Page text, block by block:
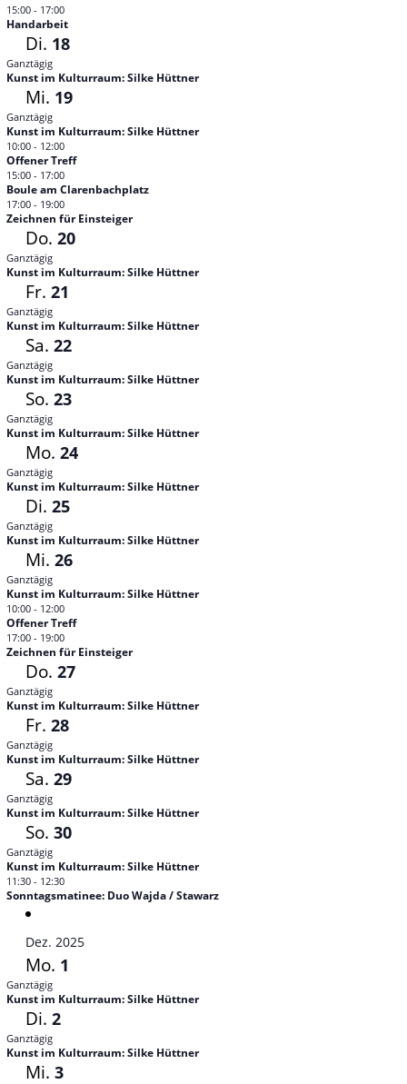
15:00- 17:00
Handarbeit
Di. 18
Ganztägig
Kunst im Kulturraum: Silke Hüttner
Mi. 19
Ganztägig
Kunst im Kulturraum: Silke Hüttner
10:00- 12:00
Offener Treff
15:00- 17:00
Boule am Clarenbachplatz
17:00- 19:00
Zeichnen für Einsteiger
Do. 20
Ganztägig
Kunst im Kulturraum: Silke Hüttner
Fr. 21
Ganztägig
Kunst im Kulturraum: Silke Hüttner
Sa. 22
Ganztägig
Kunst im Kulturraum: Silke Hüttner
So. 23
Ganztägig
Kunst im Kulturraum: Silke Hüttner
Mo. 24
Ganztägig
Kunst im Kulturraum: Silke Hüttner
Di. 25
Ganztägig
Kunst im Kulturraum: Silke Hüttner
Mi. 26
Ganztägig
Kunst im Kulturraum: Silke Hüttner
10:00- 12:00
Offener Treff
17:00- 19:00
Zeichnen für Einsteiger
Do. 27
Ganztägig
Kunst im Kulturraum: Silke Hüttner
Fr. 28
Ganztägig
Kunst im Kulturraum: Silke Hüttner
Sa. 29
Ganztägig
Kunst im Kulturraum: Silke Hüttner
So. 30
Ganztägig
Kunst im Kulturraum: Silke Hüttner
11:30- 12:30
Sonntagsmatinee: Duo Wajda / Stawarz
Dez. 2025
Mo. 1
Ganztägig
Kunst im Kulturraum: Silke Hüttner
Di. 2
Ganztägig
Kunst im Kulturraum: Silke Hüttner
Mi. 3